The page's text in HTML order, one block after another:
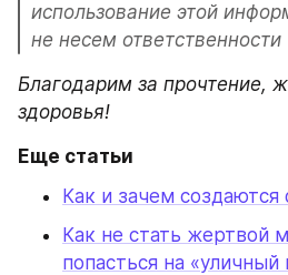
использование этой
не несем ответственности
Благодарим за прочтение,
здоровья!
Еще статьи
Как и зачем
Как не стать жертвой
попасться на «уличный